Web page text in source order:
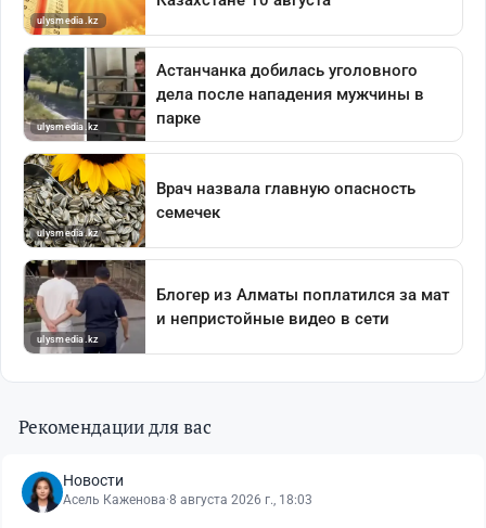
Рекомендации для вас
Новости
Асель Каженова·8 августа 2026 г., 18:03